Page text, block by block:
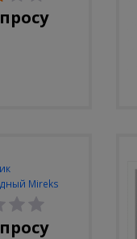
Mireks
4000-
датчик